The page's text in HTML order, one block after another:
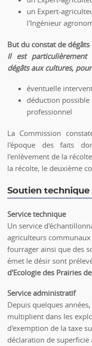
un Expert-
l'Ingénieur
But du constat de
Il est
dégâts aux cultures,
éventuelle
déduction possible
professionnel
La Commission
l'époque des faits
l'enlèvement de la
la récolte, le deuxième
Soutien
Service technique
Un service
agriculteurs
fourrager ainsi que des
émet le désir sont
d'Ecologie des Prairies
Service administratif
Depuis quelques
multiplient dans les
d'exemption de la taxe
déclaration de